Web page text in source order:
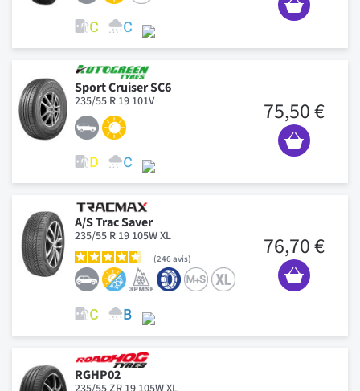
Sport Cruiser SC6
235/55 R 19 101V 75,50 €
A/S Trac Saver
235/55 R 19 105W XL
246avis 76,70 €
RGHP02